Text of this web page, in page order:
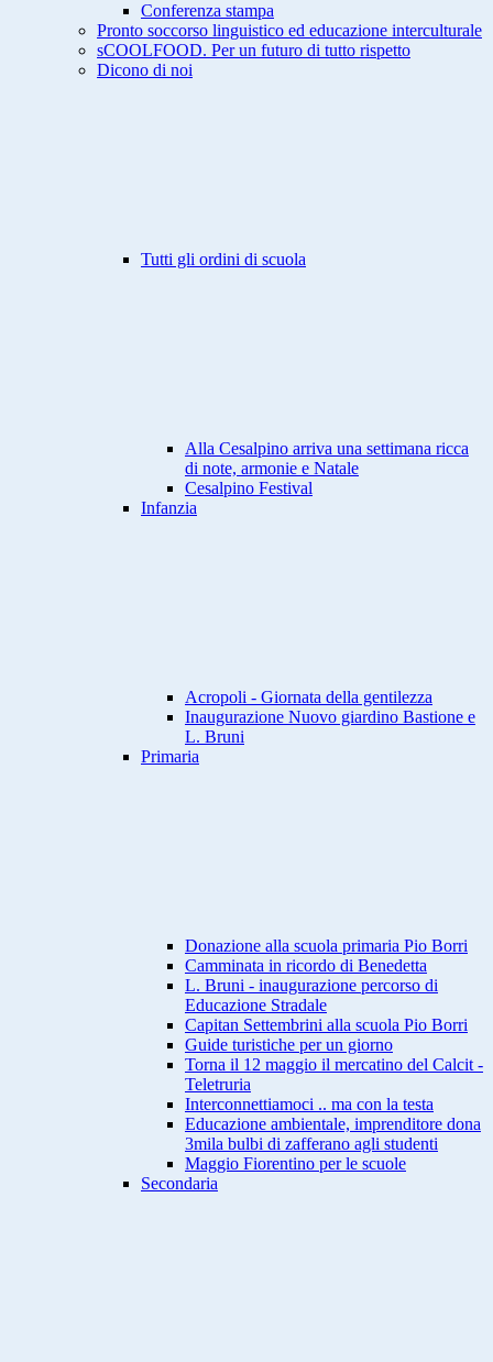
Conferenza stampa
Pronto soccorso linguistico ed educazione interculturale
sCOOLFOOD. Per un futuro di tutto rispetto
Dicono di noi
Tutti gli ordini di scuola
Alla Cesalpino arriva una settimana ricca
di note, armonie e Natale
Cesalpino Festival
Infanzia
Acropoli - Giornata della gentilezza
Inaugurazione Nuovo giardino Bastione e
L. Bruni
Primaria
Donazione alla scuola primaria Pio Borri
Camminata in ricordo di Benedetta
L. Bruni - inaugurazione percorso di
Educazione Stradale
Capitan Settembrini alla scuola Pio Borri
Guide turistiche per un giorno
Torna il 12 maggio il mercatino del Calcit -
Teletruria
Interconnettiamoci .. ma con la testa
Educazione ambientale, imprenditore dona
3mila bulbi di zafferano agli studenti
Maggio Fiorentino per le scuole
Secondaria